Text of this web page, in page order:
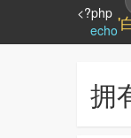
<?php
echo'
拥